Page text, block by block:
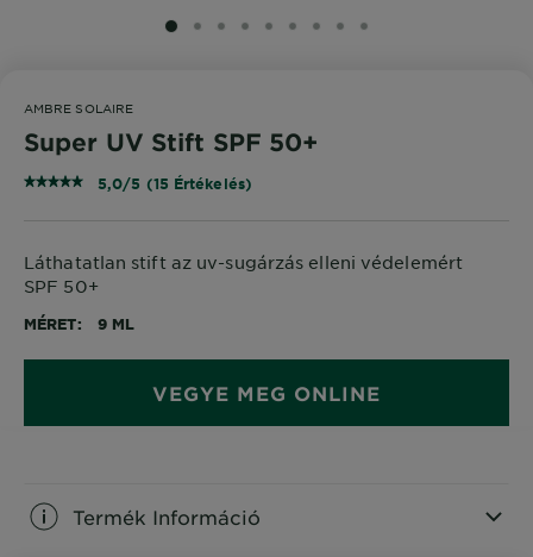
SLIDE 1
SLIDE 2
SLIDE 3
SLIDE 4
SLIDE 5
SLIDE 6
SLIDE 7
SLIDE 8
SLIDE 9
AMBRE SOLAIRE
Super UV Stift SPF 50+
5,0/5 (15 Értékelés)
Láthatatlan stift az uv-sugárzás elleni védelemért
SPF 50+
MÉRET 9 ML
VEGYE MEG ONLINE
Termék Információ